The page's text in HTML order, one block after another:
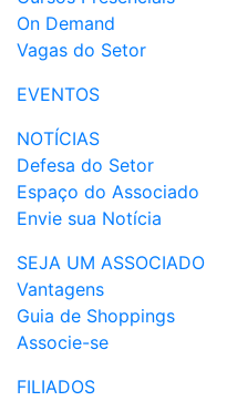
On Demand
Vagas do Setor
EVENTOS
NOTÍCIAS
Defesa do Setor
Espaço do Associado
Envie sua Notícia
SEJA UM ASSOCIADO
Vantagens
Guia de Shoppings
Associe-se
FILIADOS